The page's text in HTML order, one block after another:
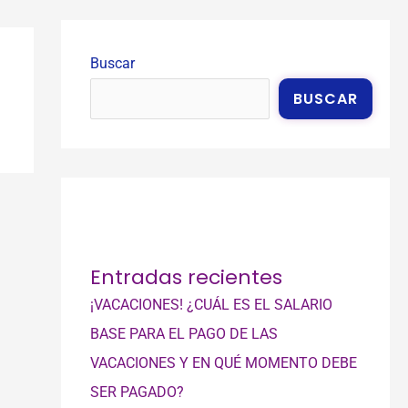
Buscar
BUSCAR
Entradas recientes
¡VACACIONES! ¿CUÁL ES EL SALARIO
BASE PARA EL PAGO DE LAS
VACACIONES Y EN QUÉ MOMENTO DEBE
SER PAGADO?